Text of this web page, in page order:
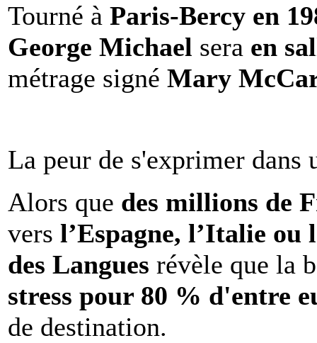
Tourné à Paris-Bercy en
George Michael sera en
métrage signé Mary
La peur de s'exprimer dans
Alors que des millions de
vers l’Espagne, l’Italie ou
des Langues révèle que la
stress pour 80 % d'entre
de destination.